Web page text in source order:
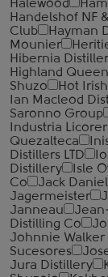
Halewood
Handelshof NF
Club
Hayman
Mounier
Hibernia
Highland Queen
Shuzo
Hot
Ian Macleod
Saronno Group
Industria
Quezalteca
Distillers LTD
Distillery
Isle
Co
Jack
Jagermeister
Janneau
Distilling Co
Johnnie Walker
Sucesores
Jura Distillery